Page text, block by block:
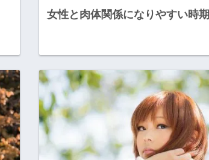
女性と肉体関係になりやすい時期